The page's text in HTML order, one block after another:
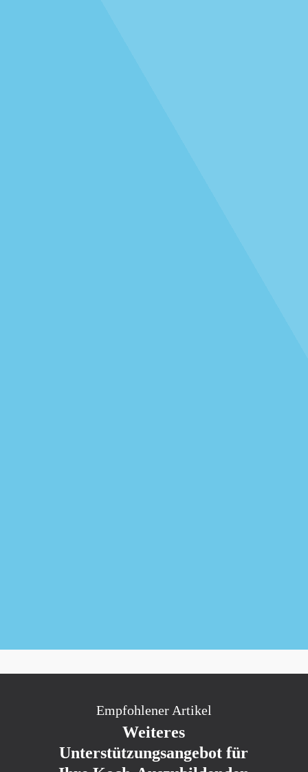
Empfohlener Artikel
Weiteres
Unterstützungsangebot für